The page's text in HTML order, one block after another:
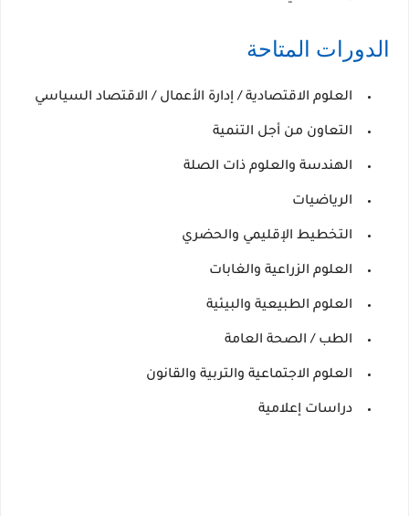
الدورات المتاحة
العلوم الاقتصادية / إدارة الأعمال / الاقتصاد السياسي
التعاون من أجل التنمية
الهندسة والعلوم ذات الصلة
الرياضيات
التخطيط الإقليمي والحضري
العلوم الزراعية والغابات
العلوم الطبيعية والبيئية
الطب / الصحة العامة
العلوم الاجتماعية والتربية والقانون
دراسات إعلامية